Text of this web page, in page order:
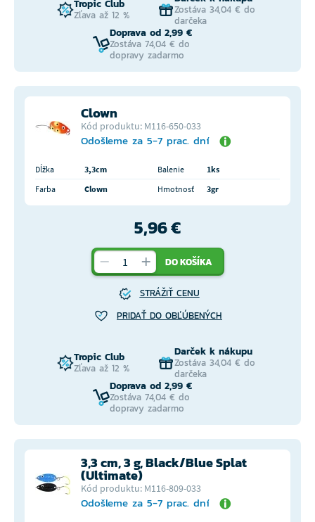
Tropic Club
Zľava až 12 %
Zostáva 34,04 € do
darčeka
Doprava od 2,99 €
Zostáva 74,04 € do
dopravy zadarmo
Clown
Kód produktu: M116-650-033
Odošleme za 5-7 prac. dní
Dĺžka 3,3cm Balenie
1ks
Farba
Clown Hmotnosť 3gr
5,96 €
DO KOŠÍKA
STRÁŽIŤ CENU
PRIDAŤ DO OBĽÚBENÝCH
Tropic Club
Zľava až 12 %
Darček k nákupu
Zostáva 34,04 € do
darčeka
Doprava od 2,99 €
Zostáva 74,04 € do
dopravy zadarmo
3,3 cm, 3 g, Black/Blue Splat
(Ultimate)
Kód produktu: M116-809-033
Odošleme za 5-7 prac. dní